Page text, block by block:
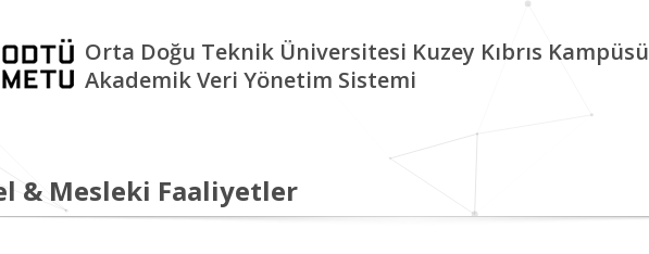
Orta Doğu Teknik Üniversitesi Kuzey Kıbrıs Kampüsü
Akademik Veri Yönetim Sistemi
& Mesleki Faaliyetler